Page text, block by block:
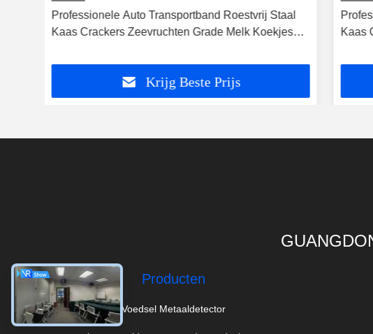
Professionele Auto Transportband Roestvrij Staal
Kaas Crackers Zeevruchten Grade Melk Koekjes
Krijg Beste Prijs
Kaas
Producten
Voedsel Metaaldetector